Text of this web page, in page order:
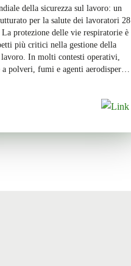
della sicurezza sul lavoro: un
per la salute dei lavoratori 28
protezione delle vie respiratorie è
più critici nella gestione della
lavoro. In molti contesti operativi,
a polveri, fumi e agenti aerodispersi